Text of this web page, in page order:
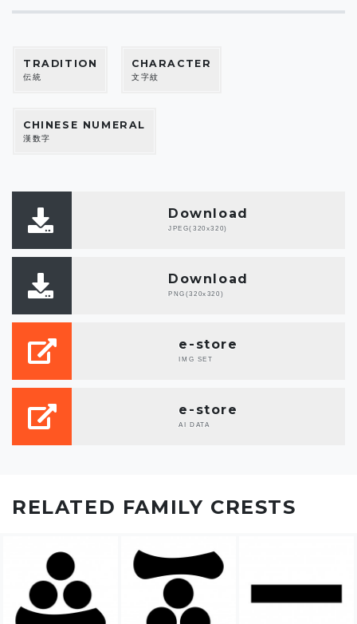
TRADITION
伝統
CHARACTER
文字紋
CHINESE NUMERAL
漢数字
Download
JPEG(320x320)
Download
PNG(320x320)
e-store
IMG SET
e-store
AI DATA
RELATED FAMILY CRESTS